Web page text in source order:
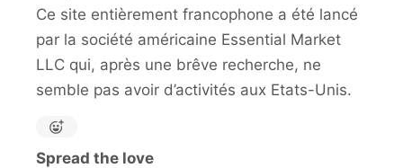
Ce site entièrement francophone a été lancé
par la société américaine Essential Market
LLC qui, après une brêve recherche, ne
semble pas avoir d’activités aux Etats-Unis.
Spread the love